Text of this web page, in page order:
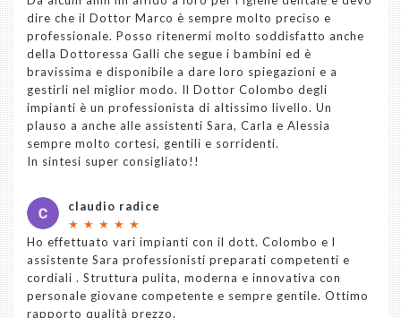
dire che il Dottor Marco è sempre molto preciso e
professionale. Posso ritenermi molto soddisfatto anche
della Dottoressa Galli che segue i bambini ed è
bravissima e disponibile a dare loro spiegazioni e a
gestirli nel miglior modo. Il Dottor Colombo degli
impianti è un professionista di altissimo livello. Un
plauso a anche alle assistenti Sara, Carla e Alessia
sempre molto cortesi, gentili e sorridenti.
In sintesi super consigliato!!
claudio radice
★ ★ ★ ★ ★
Ho effettuato vari impianti con il dott. Colombo e l
assistente Sara professionisti preparati competenti e
cordiali . Struttura pulita, moderna e innovativa con
personale giovane competente e sempre gentile. Ottimo
rapporto qualità prezzo.